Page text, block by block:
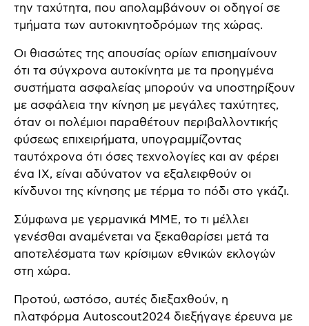
την ταχύτητα, που απολαμβάνουν οι οδηγοί σε
τμήματα των αυτοκινητοδρόμων της χώρας.
Οι θιασώτες της απουσίας ορίων επισημαίνουν
ότι τα σύγχρονα αυτοκίνητα με τα προηγμένα
συστήματα ασφαλείας μπορούν να υποστηρίξουν
με ασφάλεια την κίνηση με μεγάλες ταχύτητες,
όταν οι πολέμιοι παραθέτουν περιβαλλοντικής
φύσεως επιχειρήματα, υπογραμμίζοντας
ταυτόχρονα ότι όσες τεχνολογίες και αν φέρει
ένα ΙΧ, είναι αδύνατον να εξαλειφθούν οι
κίνδυνοι της κίνησης με τέρμα το πόδι στο γκάζι.
Σύμφωνα με γερμανικά ΜΜΕ, το τι μέλλει
γενέσθαι αναμένεται να ξεκαθαρίσει μετά τα
αποτελέσματα των κρίσιμων εθνικών εκλογών
στη χώρα.
Προτού, ωστόσο, αυτές διεξαχθούν, η
πλατφόρμα Autoscout2024 διεξήγαγε έρευνα με